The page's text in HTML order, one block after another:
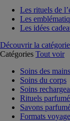
Les rituels de
Les
Les idées
Découvrir la catégorie
Catégories Tout voir
Soins des mains
Soins du corps
Soins
Rituels
Savons
Formats voyage